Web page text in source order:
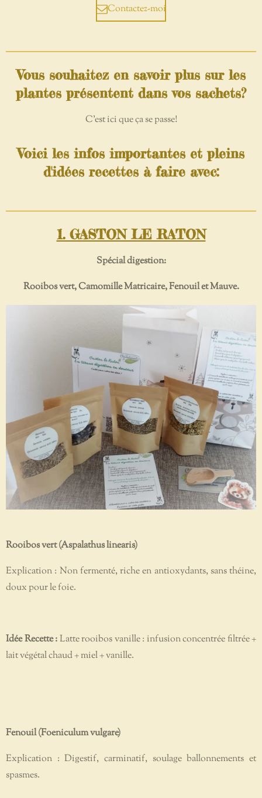
Contactez-moi
Vous souhaitez en savoir plus sur les
plantes présentent dans vos sachets?
C'est ici que ça se passe!
Voici les infos importantes et pleins
d'idées recettes à faire avec:
1. GASTON LE RATON
Spécial digestion:
Rooibos vert, Camomille Matricaire, Fenouil et Mauve.
Rooibos vert (Aspalathus linearis)
Explication : Non fermenté, riche en antioxydants, sans théine,
doux pour le foie.
Idée Recette :Latte rooibos vanille : infusion concentrée filtrée +
lait végétal chaud + miel + vanille.
Fenouil (Foeniculum vulgare)
Explication : Digestif, carminatif, soulage ballonnements et
spasmes.